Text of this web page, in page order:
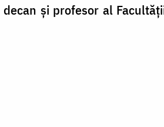
și profesor al